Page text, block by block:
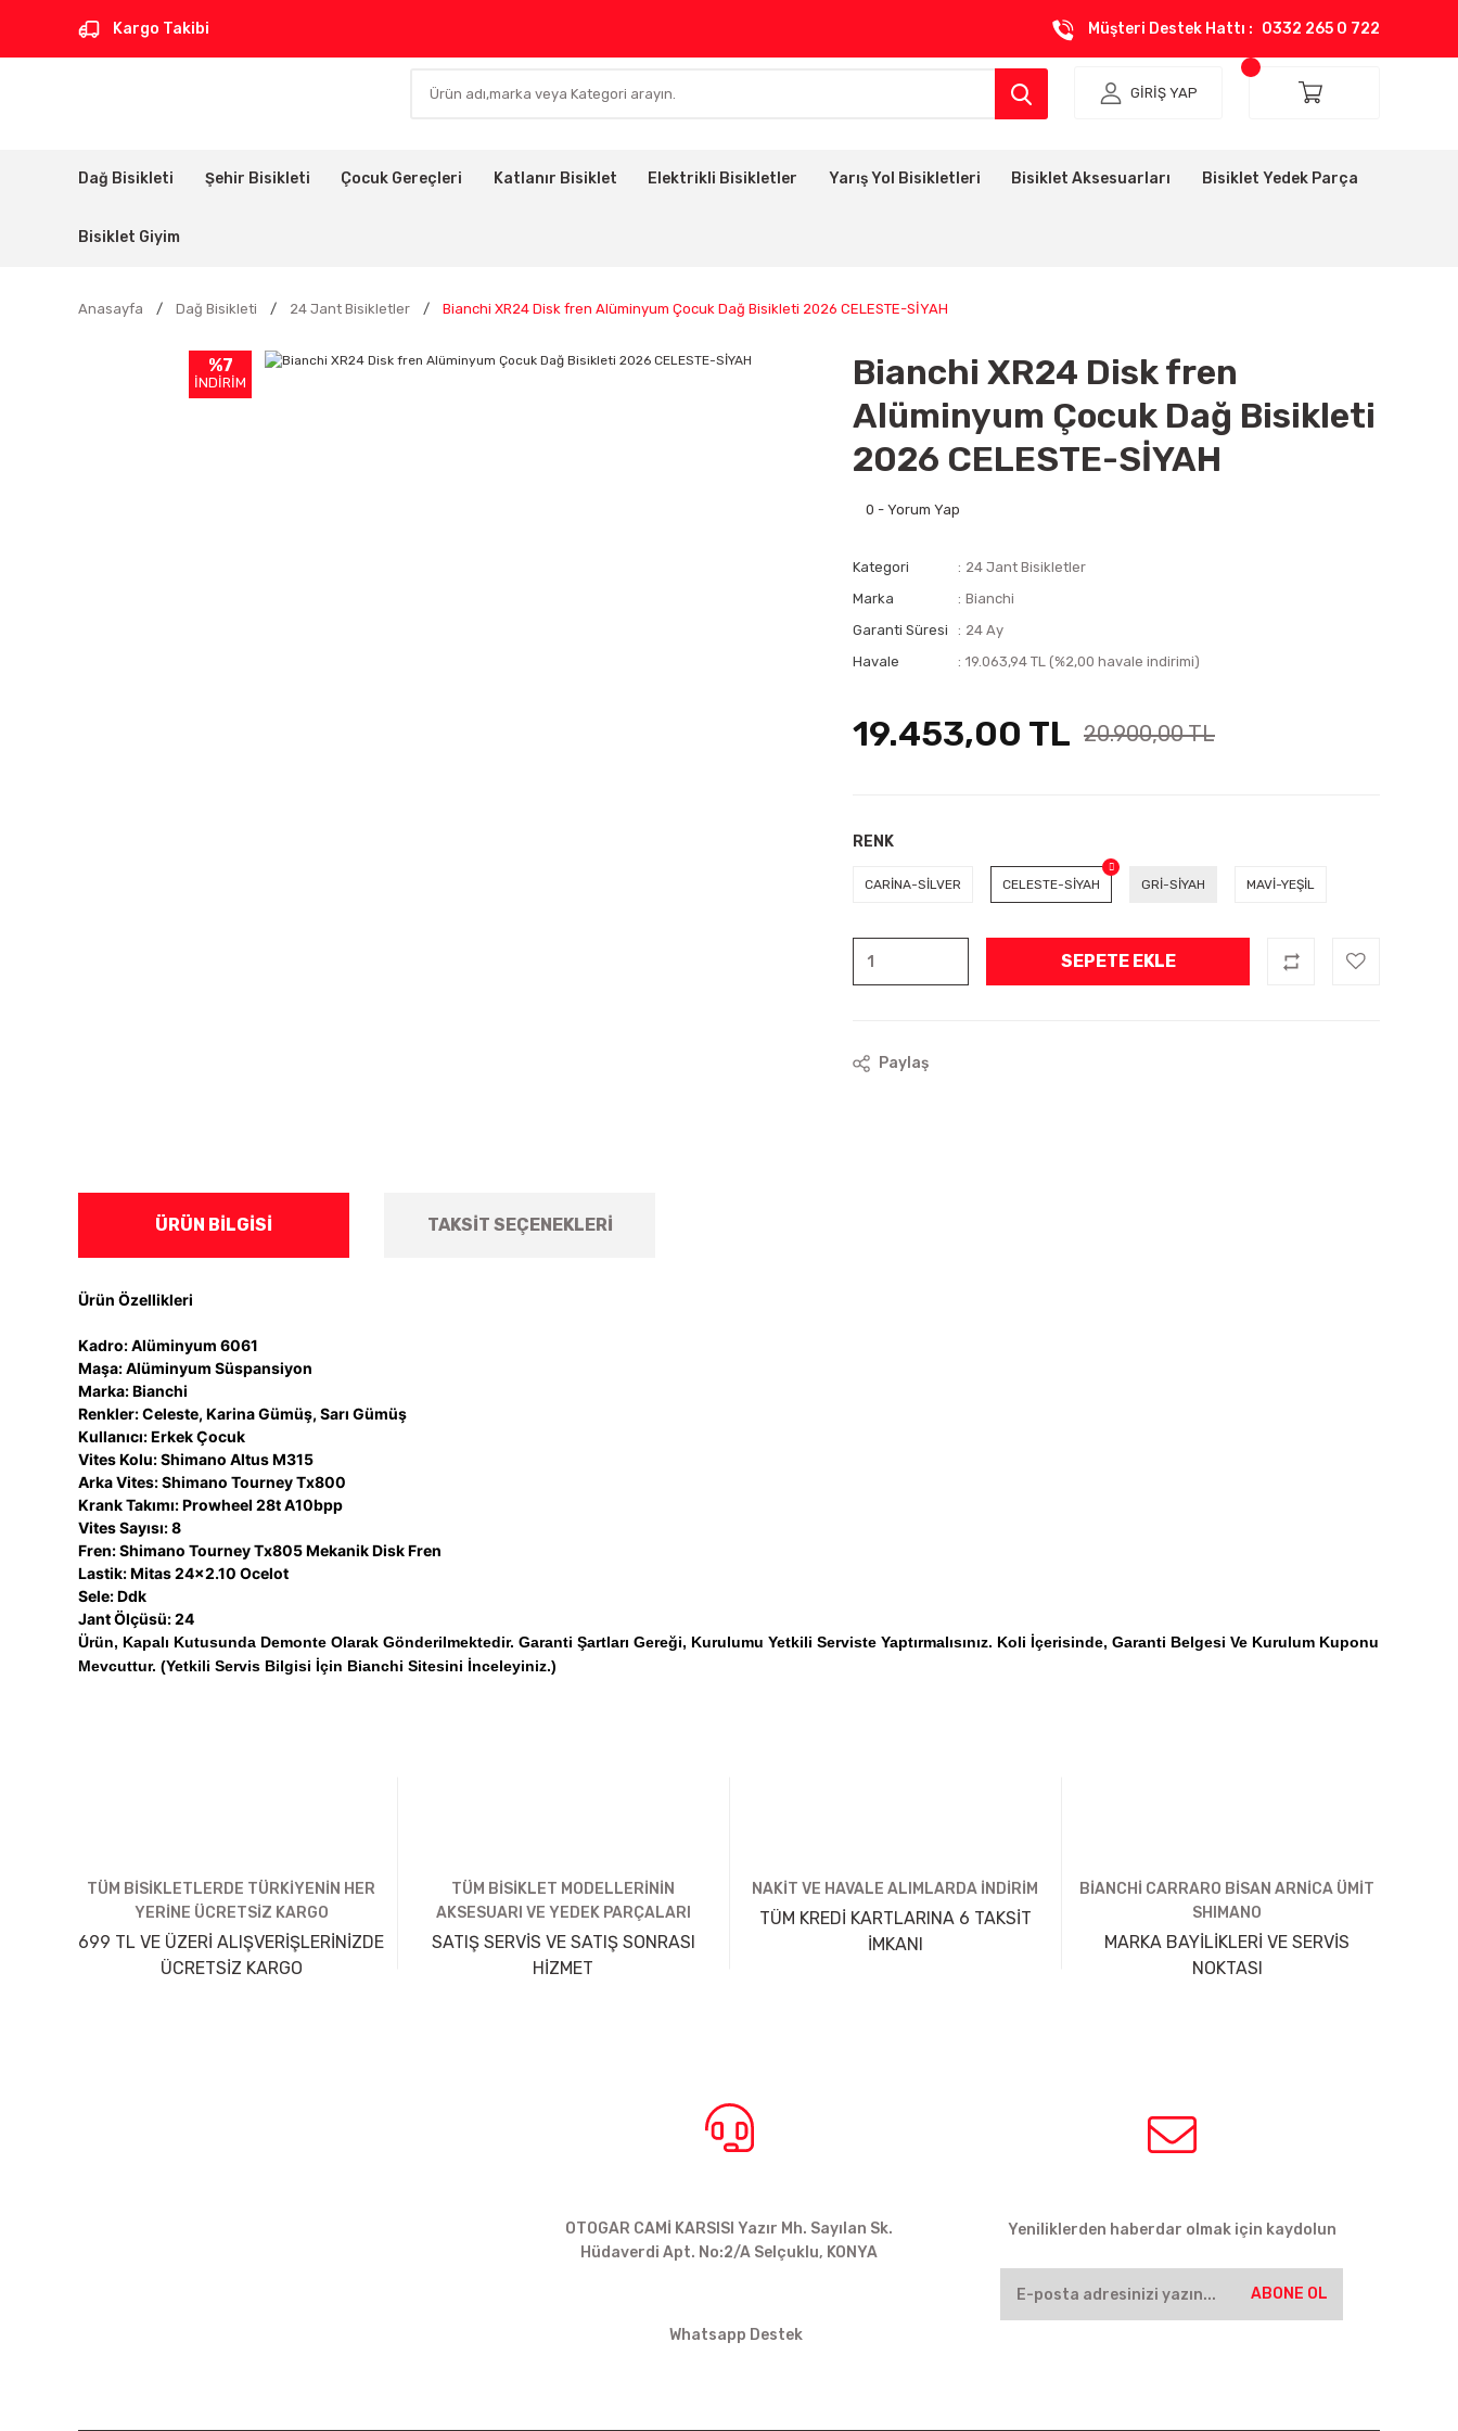
Kargo Takibi Müşteri Destek Hattı : 0332 265 0 722
GİRİŞ YAP
Dağ Bisikleti Şehir Bisikleti Çocuk Gereçleri Katlanır Bisiklet Elektrikli Bisikletler Yarış Yol Bisikletleri Bisiklet Aksesuarları Bisiklet Yedek Parça
Bisiklet Giyim
Anasayfa Dağ Bisikleti 24 Jant Bisikletler Bianchi XR24 Disk fren Alüminyum Çocuk Dağ Bisikleti 2026 CELESTE-SİYAH
%7
İNDİRİM
Bianchi XR24 Disk fren
Alüminyum Çocuk Dağ Bisikleti
2026 CELESTE-SİYAH
0 - Yorum Yap
Kategori
24 Jant Bisikletler
Marka
Bianchi
Garanti Süresi
24 Ay
Havale
19.063,94 TL (%2,00 havale indirimi)
19.453,00 TL 20.900,00 TL
RENK
CARİNA-SİLVER CELESTE-SİYAH GRİ-SİYAH MAVİ-YEŞİL
SEPETE EKLE
Paylaş
ÜRÜN BILGISI TAKSIT SEÇENEKLERI
Ürün Özellikleri
Kadro: Alüminyum 6061
Maşa: Alüminyum Süspansiyon
Marka: Bianchi
Renkler: Celeste, Karina Gümüş, Sarı Gümüş
Kullanıcı: Erkek Çocuk
Vites Kolu: Shimano Altus M315
Arka Vites: Shimano Tourney Tx800
Krank Takımı: Prowheel 28t A10bpp
Vites Sayısı: 8
Fren: Shimano Tourney Tx805 Mekanik Disk Fren
Lastik: Mitas 24x2.10 Ocelot
Sele: Ddk
Jant Ölçüsü: 24
Ürün, Kapalı Kutusunda Demonte Olarak Gönderilmektedir. Garanti Şartları Gereği, Kurulumu Yetkili Serviste Yaptırmalısınız. Koli İçerisinde, Garanti Belgesi Ve Kurulum Kuponu
Mevcuttur. (Yetkili Servis Bilgisi İçin Bianchi Sitesini İnceleyiniz.)
TÜM BİSİKLETLERDE TÜRKİYENİN HER
YERİNE ÜCRETSİZ KARGO
699 TL VE ÜZERİ ALIŞVERİŞLERİNİZDE
ÜCRETSİZ KARGO
TÜM BİSİKLET MODELLERİNİN
AKSESUARI VE YEDEK PARÇALARI
SATIŞ SERVİS VE SATIŞ SONRASI
HİZMET
NAKİT VE HAVALE ALIMLARDA İNDİRİM
TÜM KREDİ KARTLARINA 6 TAKSİT
İMKANI
BİANCHİ CARRARO BİSAN ARNİCA ÜMİT
SHIMANO
MARKA BAYİLİKLERİ VE SERVİS
NOKTASI
OTOGAR CAMİ KARSISI Yazır Mh. Sayılan Sk.
Hüdaverdi Apt. No:2/A Selçuklu, KONYA
Whatsapp Destek
Yeniliklerden haberdar olmak için kaydolun
ABONE OL